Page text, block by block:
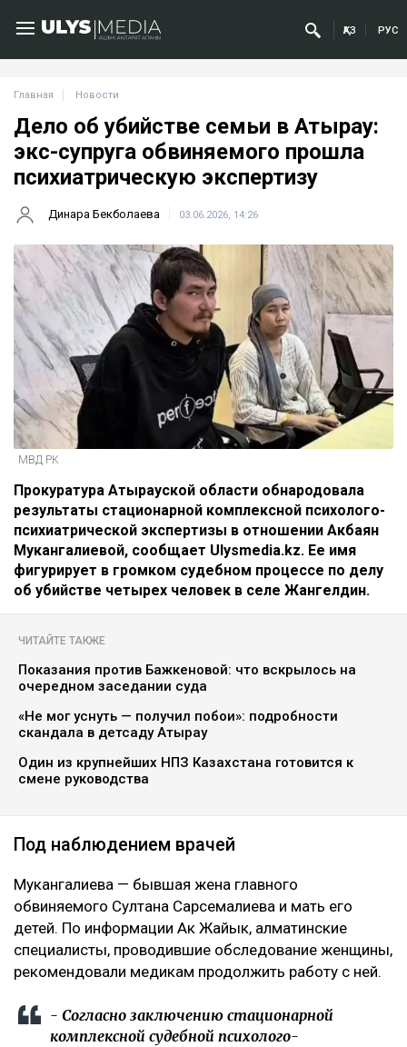
ҚАЗ РУС
Главная Новости
Дело об убийстве семьи в Атырау:
экс-супруга обвиняемого прошла
психиатрическую экспертизу
Динара Бекболаева 03.06.2026, 14:26
МВД РК
Прокуратура Атырауской области обнародовала
результаты стационарной комплексной психолого-
психиатрической экспертизы в отношении Акбаян
Мукангалиевой, сообщает Ulysmedia.kz. Ее имя
фигурирует в громком судебном процессе по делу
об убийстве четырех человек в селе Жангелдин.
ЧИТАЙТЕ ТАКЖЕ
Показания против Бажкеновой: что вскрылось на
очередном заседании суда
«Не мог уснуть — получил побои»: подробности
скандала в детсаду Атырау
Один из крупнейших НПЗ Казахстана готовится к
смене руководства
Под наблюдением врачей
Мукангалиева — бывшая жена главного
обвиняемого Султана Сарсемалиева и мать его
детей. По информации Ак Жайык, алматинские
специалисты, проводившие обследование женщины,
рекомендовали медикам продолжить работу с ней.
- Согласно заключению стационарной
комплексной судебной психолого-